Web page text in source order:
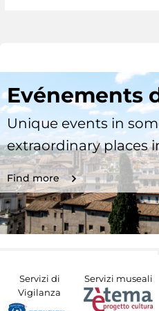
Evénements
Unique events in
extraordinary places
Find more
Servizi di
Vigilanza
Servizi museali